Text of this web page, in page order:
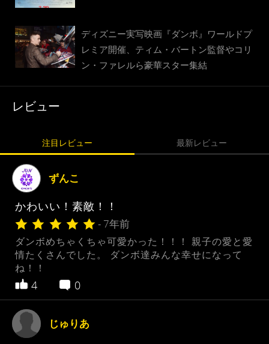
ディズニー実写映画『ダンボ』ワールドプ
レミア開催、ティム・バートン監督やコリ
ン・ファレルら豪華スター集結
レビュー
注目レビュー 最新レビュー
ずんこ
かわいい！素敵！！
- 7年前
ダンボめちゃくちゃ可愛かった！！！ 親子の愛と愛
情たくさんでした。 ダンボ達みんな幸せになって
ね！！
4 0
じゅりあ